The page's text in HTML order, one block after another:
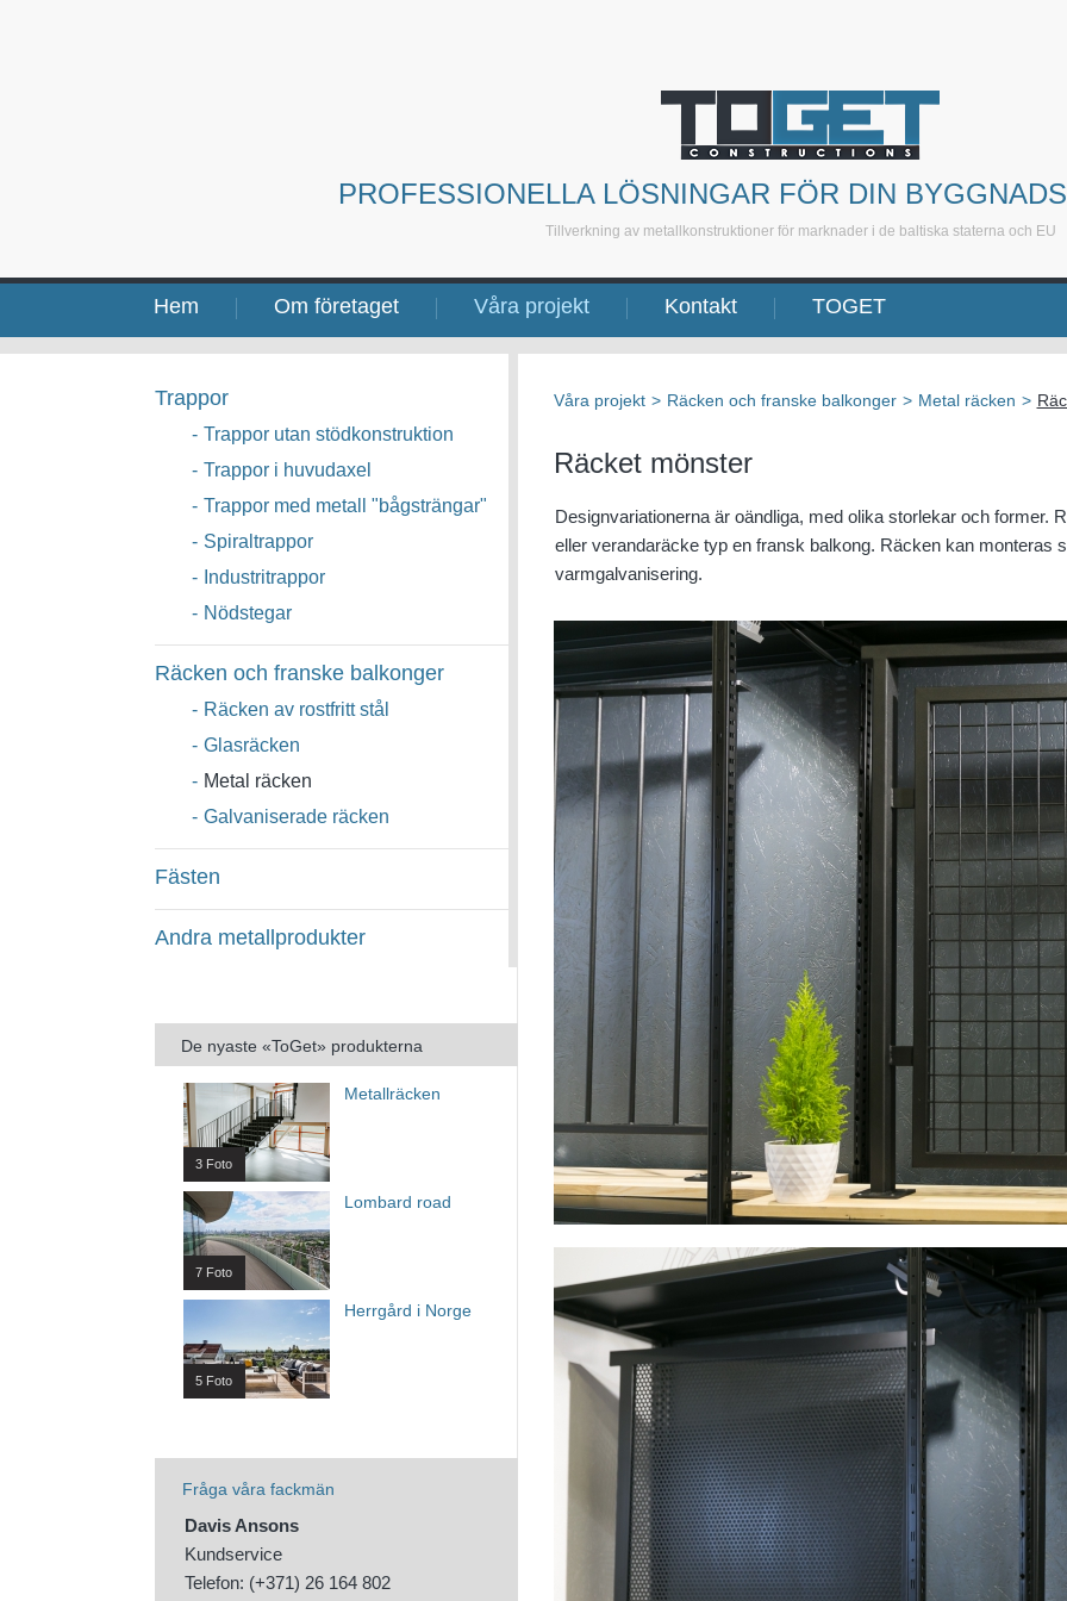
PROFESSIONELLA LÖSNINGAR FÖR DIN
Tillverkning av metallkonstruktioner för marknader i de baltiska staterna och EU
Hem Om företaget Våra projekt Kontakt TOGET
Trappor
- Trappor utan stödkonstruktion
- Trappor i huvudaxel
- Trappor med metall "bågsträngar"
- Spiraltrappor
-
Industritrappor
- Nödstegar
Räcken och franske balkonger
- Räcken av rostfritt stål
- Glasräcken
- Metal räcken
- Galvaniserade räcken
Fästen
Andra metallprodukter
De nyaste «ToGet» produkterna
Metallräcken
3 Foto
Lombard road
7 Foto
Herrgård i Norge
5 Foto
Fråga våra fackmän
Davis Ansons
Kundservice
Telefon: (+371) 26 164 802
Våra projekt > Räcken och franske balkonger > Metal räcken >
Räcket mönster
Designvariationerna är oändliga, med olika storlekar och former.
eller verandaräcke typ en fransk balkong. Räcken kan monteras
varmgalvanisering.